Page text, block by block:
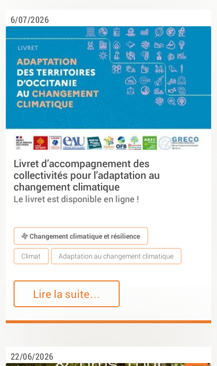
6/07/2026
Livret d’accompagnement des
collectivités pour l’adaptation au
changement climatique
Le livret est disponible en ligne !
Changement climatique et résilience
Climat Adaptation au changement climatique
Lire la suite…
22/06/2026